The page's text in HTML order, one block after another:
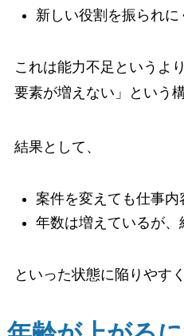
新しい役割を振られに
これは能力不足というよ
要素が増えない」という
結果として、
案件を変えても仕事
年数は増えているが
といった状態に陥りやす